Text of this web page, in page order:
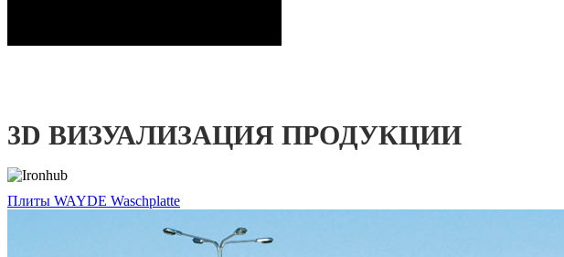
3D ВИЗУАЛИЗАЦИЯ ПРОДУКЦИИ
Плиты WAYDE Waschplatte